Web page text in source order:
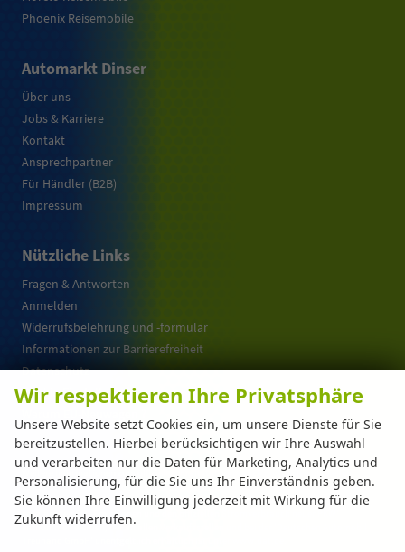
Phoenix Reisemobile
Automarkt Dinser
Über uns
Jobs & Karriere
Kontakt
Ansprechpartner
Für Händler (B2B)
Impressum
Nützliche Links
Fragen & Antworten
Anmelden
Widerrufsbelehrung und -formular
Informationen zur Barrierefreiheit
Datenschutz
Cookie-Einstellungen
Weitere Informationen zum offiziellen Kraftstoffverbrauch und zu den offiziellen
spezifischen CO 2 -Emissionen und gegebenenfalls zum Stromverbrauch neuer PKW
können dem 'Leitfaden über den offiziellen Kraftstoffverbrauch, die offiziellen
spezifischen CO 2
-Emissionen und den offiziellen Stromverbrauch neuer PKW'
entnommen werden, der an allen Verkaufsstellen und bei der 'Deutschen Automobil
Wir respektieren Ihre Privatsphäre
Unsere Website setzt Cookies ein, um unsere Dienste für Sie
bereitzustellen. Hierbei berücksichtigen wir Ihre Auswahl
und verarbeiten nur die Daten für Marketing, Analytics und
Personalisierung, für die Sie uns Ihr Einverständnis geben.
Sie können Ihre Einwilligung jederzeit mit Wirkung für die
Zukunft widerrufen.